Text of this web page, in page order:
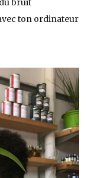
bruit
ton ordinateur